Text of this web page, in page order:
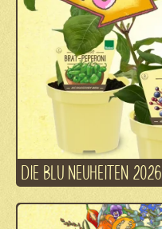
DIE BLU NEUHEITEN 2026